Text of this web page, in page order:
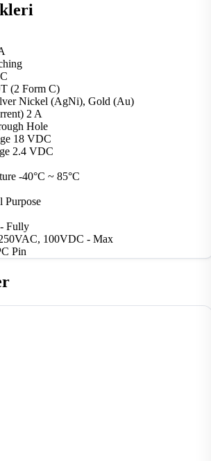
(2 Form C)
Nickel (AgNi), Gold (Au)
2 A
Hole
18 VDC
2.4 VDC
-40°C ~ 85°C
Purpose
Fully
100VDC - Max
Pin